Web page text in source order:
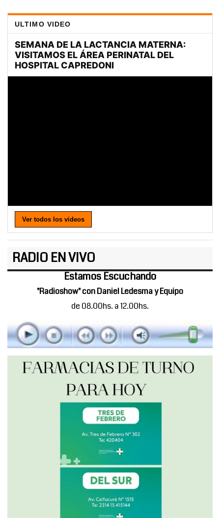
ULTIMO VIDEO
Ver todos los videos
RADIO EN VIVO
Estamos Escuchando
"Radioshow" con Daniel Ledesma y Equipo
de 08.00hs. a 12.00hs.